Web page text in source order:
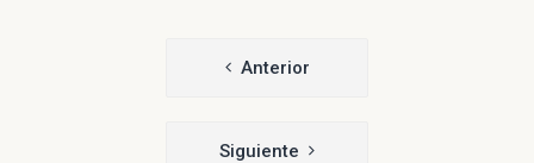
Anterior
Siguiente